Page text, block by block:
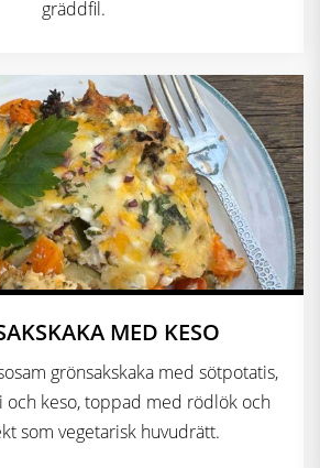
gräddfil.
MED KESO
grönsakskaka med sötpotatis,
och keso, toppad med rödlök och
som vegetarisk huvudrätt.